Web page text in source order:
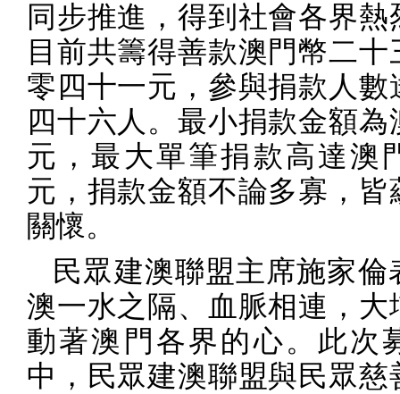
同步推進，得到社會各界熱
目前共籌得善款澳門幣二十
零四十一元，參與捐款人數
四十六人。最小捐款金額為
元，最大單筆捐款高達澳
元，捐款金額不論多寡，皆
關懷。
民眾建澳聯盟主席施家倫
澳一水之隔、血脈相連，大
動著澳門各界的心。此次
中，民眾建澳聯盟與民眾慈